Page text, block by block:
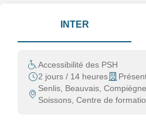
INTER
Accessibilité des PSH
2 jours / 14 heures
Senlis, Beauvais,
Soissons, Centre de